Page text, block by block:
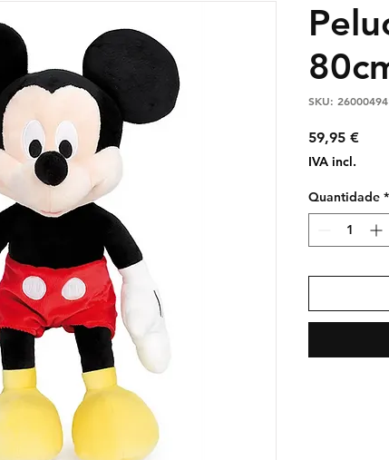
SKU:
59,95 €Preço
IVA incl.
Quantidade *